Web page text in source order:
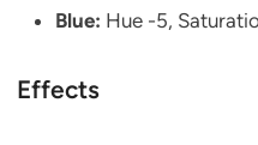
Blue: Hue -5,
Effects